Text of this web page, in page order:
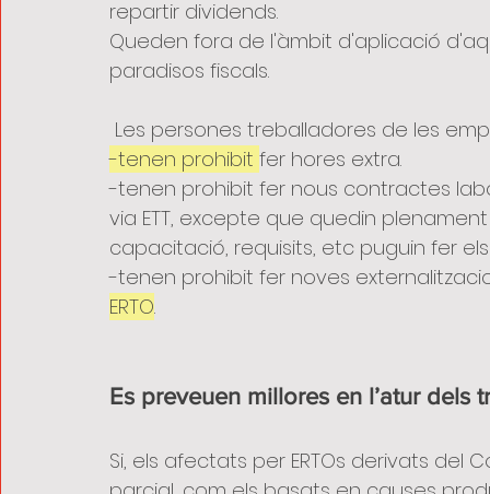
repartir dividends.
Queden fora de l'àmbit d'aplicació
paradisos fiscals.
Les persones treballadores de les
-tenen prohibit fer hores extra.
-tenen prohibit fer nous contractes
via ETT, excepte que quedin
capacitació, requisits, etc puguin fer
-tenen prohibit fer noves
ERTO.
Es preveuen millores en l’atur dels
Si, els afectats per ERTOs derivats